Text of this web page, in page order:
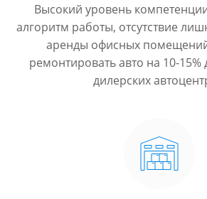
Высокий уровень
алгоритм работы, отсутствие
аренды офисных
ремонтировать авто на 10-
дилерских